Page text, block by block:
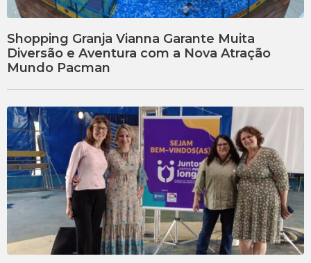
Shopping Granja Vianna Garante Muita
Diversão e Aventura com a Nova Atração
Mundo Pacman